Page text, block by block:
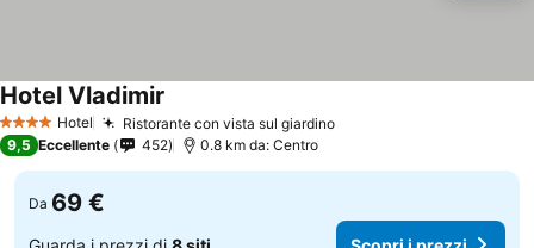
4 Stelle Hotel Ristorante con vista sul giardino
Hotel Vladimir
9,5 Eccellente 452 0.8 km da: Centro
Da 69 €